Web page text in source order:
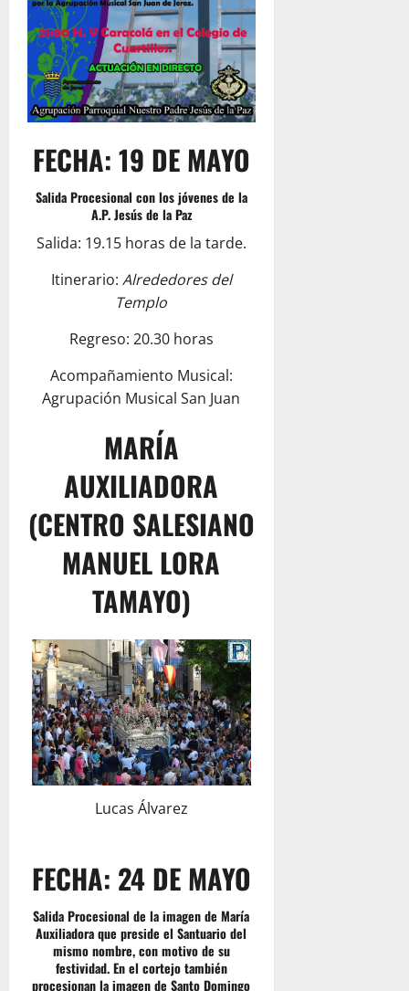
FECHA: 19 DE MAYO
Salida Procesional con los jóvenes de la
A.P. Jesús de la Paz
Salida: 19.15 horas de la tarde.
Itinerario: Alrededores del
Templo
Regreso: 20.30 horas
Acompañamiento Musical:
Agrupación Musical San Juan
MARÍA
AUXILIADORA
(CENTRO SALESIANO
MANUEL LORA
TAMAYO)
Lucas Álvarez
FECHA: 24 DE MAYO
Salida Procesional de la imagen de María
Auxiliadora que preside el Santuario del
mismo nombre, con motivo de su
festividad. En el cortejo también
procesionan la imagen de Santo Domingo